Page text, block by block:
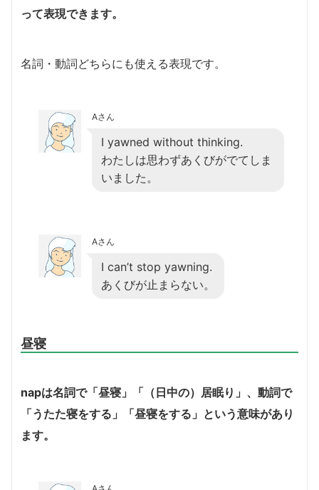
って表現できます。
名詞・動詞どちらにも使える表現です。
Aさん
I yawned without thinking.
わたしは思わずあくびがでてしま
いました。
Aさん
I can’t stop yawning.
あくびが止まらない。
昼寝
napは名詞で「昼寝」「（日中の）居眠り」、動詞で
「うたた寝をする」「昼寝をする」という意味があり
ます。